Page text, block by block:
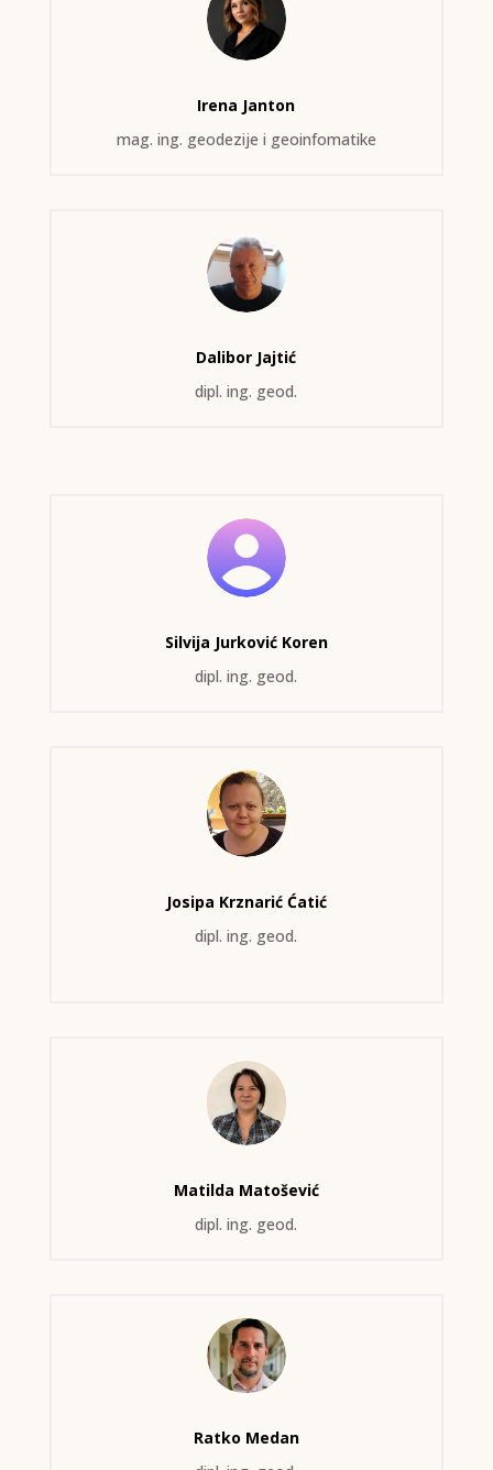
Irena Janton
mag. ing. geodezije i geoinfomatike
Dalibor Jajtić
dipl. ing. geod.
Silvija Jurković Koren
dipl. ing. geod.
Josipa Krznarić Ćatić
dipl. ing. geod.
Matilda Matošević
dipl. ing. geod.
Ratko Medan